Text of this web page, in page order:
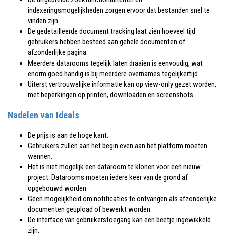
indexeringsmogelijkheden zorgen ervoor dat bestanden snel te
vinden zijn.
De gedetailleerde document tracking laat zien hoeveel tijd
gebruikers hebben besteed aan gehele documenten of
afzonderlijke pagina.
Meerdere datarooms tegelijk laten draaien is eenvoudig, wat
enorm goed handig is bij meerdere overnames tegelijkertijd.
Uiterst vertrouwelijke informatie kan op view-only gezet worden,
met beperkingen op printen, downloaden en screenshots.
Nadelen van Ideals
De prijs is aan de hoge kant.
Gebruikers zullen aan het begin even aan het platform moeten
wennen.
Het is niet mogelijk een dataroom te klonen voor een nieuw
project. Datarooms moeten iedere keer van de grond af
opgebouwd worden.
Geen mogelijkheid om notificaties te ontvangen als afzonderlijke
documenten geüpload of bewerkt worden.
De interface van gebruikerstoegang kan een beetje ingewikkeld
zijn.